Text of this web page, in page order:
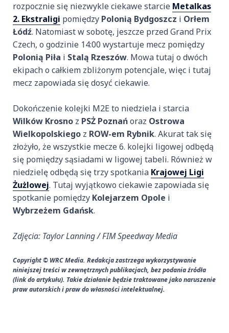
rozpocznie się niezwykle ciekawe starcie Metalkas
2. Ekstraligi pomiędzy Polonią Bydgoszcz i Orłem
Łódź. Natomiast w sobotę, jeszcze przed Grand Prix
Czech, o godzinie 14:00 wystartuje mecz pomiędzy
Polonią Piła i Stalą Rzeszów. Mowa tutaj o dwóch
ekipach o całkiem zbliżonym potencjale, więc i tutaj
mecz zapowiada się dosyć ciekawie.
Dokończenie kolejki M2E to niedziela i starcia
Wilków Krosno z PSŻ Poznańoraz Ostrowa
Wielkopolskiego z ROW-em Rybnik. Akurat tak się
złożyło, że wszystkie mecze 6. kolejki ligowej odbędą
się pomiędzy sąsiadami w ligowej tabeli. Również w
niedzielę odbędą się trzy spotkania Krajowej Ligi
Żużlowej. Tutaj wyjątkowo ciekawie zapowiada się
spotkanie pomiędzy Kolejarzem Opole i
Wybrzeżem Gdańsk.
Zdjęcia: Taylor Lanning / FIM Speedway Media
Copyright © WRC Media. Redakcja zastrzega wykorzystywanie
niniejszej treści w zewnętrznych publikacjach, bez podania źródła
(link do artykułu). Takie działanie będzie traktowane jako naruszenie
praw autorskich i praw do własności intelektualnej.